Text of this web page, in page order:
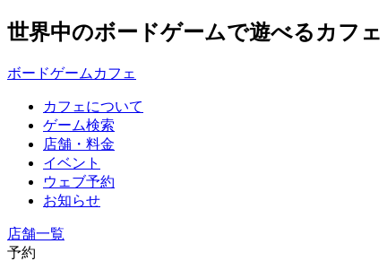
世界中のボードゲームで遊べるカフェ
ボードゲームカフェ
カフェについて
ゲーム検索
店舗・料金
イベント
ウェブ予約
お知らせ
店舗一覧
予約